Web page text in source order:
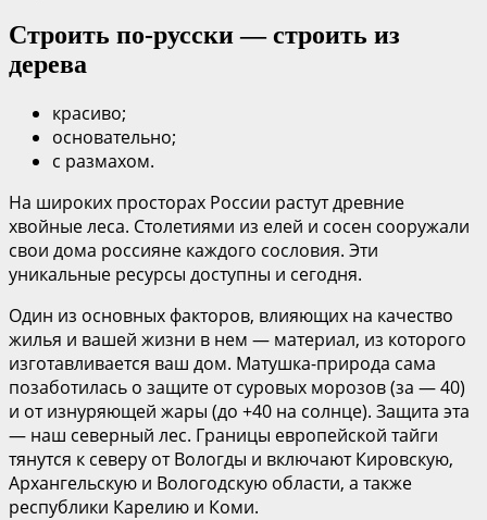
Строить по-русски — строить из
дерева
красиво;
основательно;
с размахом.
На широких просторах России растут древние
хвойные леса. Столетиями из елей и сосен сооружали
свои дома россияне каждого сословия. Эти
уникальные ресурсы доступны и сегодня.
Один из основных факторов, влияющих на качество
жилья и вашей жизни в нем — материал, из которого
изготавливается ваш дом. Матушка-природа сама
позаботилась о защите от суровых морозов (за — 40)
и от изнуряющей жары (до +40 на солнце). Защита эта
— наш северный лес. Границы европейской тайги
тянутся к северу от Вологды и включают Кировскую,
Архангельскую и Вологодскую области, а также
республики Карелию и Коми.